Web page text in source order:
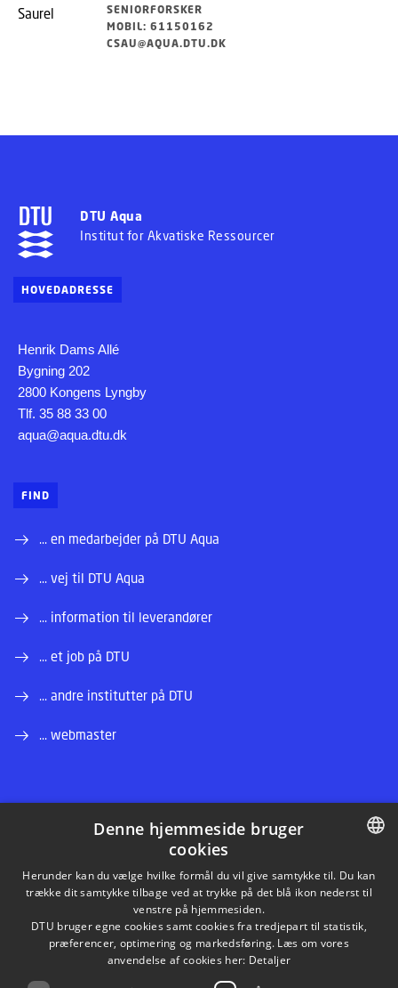
SENIORFORSKER
MOBIL: 61150162
CSAU@AQUA.DTU.DK
DTU Aqua
Institut for Akvatiske Ressourcer
HOVEDADRESSE
Henrik Dams Allé
Bygning 202
2800 Kongens Lyngby
Tlf. 35 88 33 00
aqua@aqua.dtu.dk
FIND
... en medarbejder på DTU Aqua
... vej til DTU Aqua
... information til leverandører
... et job på DTU
... andre institutter på DTU
... webmaster
LINKEDIN
INSTAGRAM
FACEBOOK
DANISH
ENGLISH
Denne hjemmeside bruger
cookies
Herunder kan du vælge hvilke formål du vil give samtykke til. Du kan
trække dit samtykke tilbage ved at trykke på det blå ikon nederst til
venstre på hjemmesiden.
DTU bruger egne cookies samt cookies fra tredjepart til statistik,
præferencer, optimering og markedsføring. Læs om vores
anvendelse af cookies her: Detaljer